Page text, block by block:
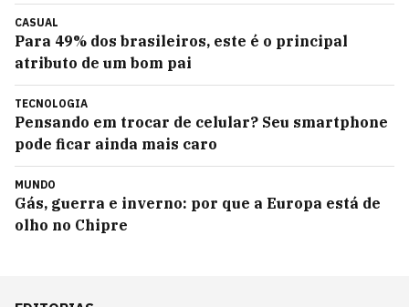
CASUAL
Para 49% dos brasileiros, este é o principal
atributo de um bom pai
TECNOLOGIA
Pensando em trocar de celular? Seu smartphone
pode ficar ainda mais caro
MUNDO
Gás, guerra e inverno: por que a Europa está de
olho no Chipre